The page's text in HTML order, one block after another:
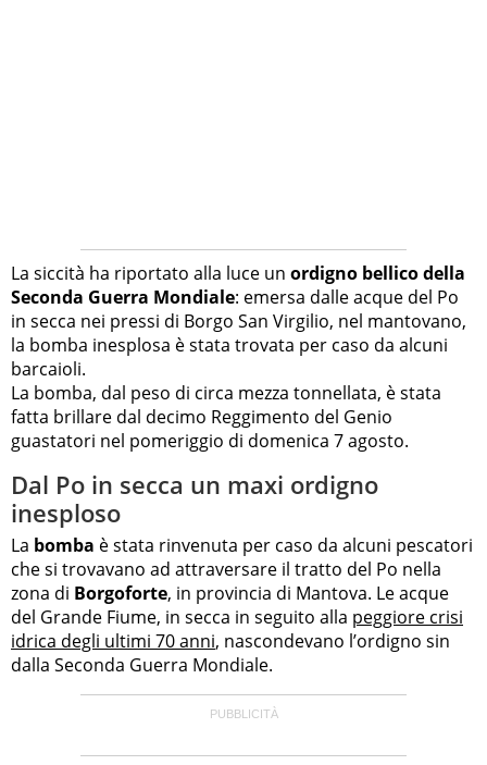
La siccità ha riportato alla luce un ordigno bellico della
Seconda Guerra Mondiale: emersa dalle acque del Po
in secca nei pressi di Borgo San Virgilio, nel mantovano,
la bomba inesplosa è stata trovata per caso da alcuni
barcaioli.
La bomba, dal peso di circa mezza tonnellata, è stata
fatta brillare dal decimo Reggimento del Genio
guastatori nel pomeriggio di domenica 7 agosto.
Dal Po in secca un maxi ordigno
inesploso
La bomba è stata rinvenuta per caso da alcuni pescatori
che si trovavano ad attraversare il tratto del Po nella
zona di Borgoforte, in provincia di Mantova. Le acque
del Grande Fiume, in secca in seguito alla peggiore crisi
idrica degli ultimi 70 anni, nascondevano l’ordigno sin
dalla Seconda Guerra Mondiale.